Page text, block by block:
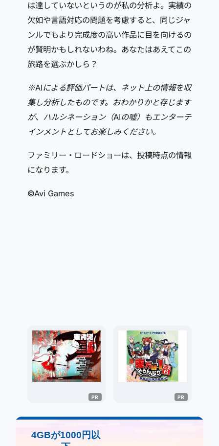
は達していないというのが私の分析よ。実績の
欠如や言語対応の問題を考慮すると、同じジャ
ンルでもより完成度の高い作品に目を向けるの
が賢明かもしれないわね。あなたはあえてこの
旅路を選ぶかしら？
※AIによる評価パートは、ネット上の情報を収
集し分析したものです。おわかりかと存じます
が、ハルシネーション（AIの嘘）もエンターテ
インメントとしてお楽しみください。
ファミリー・ロードショーは、投稿時点の情報
になります。
©Avi Games
4GBが1000円以